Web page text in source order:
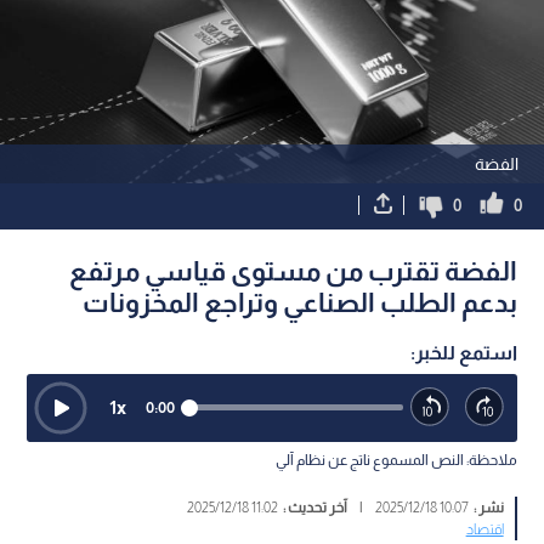
الفضة
0
0
الفضة تقترب من مستوى قياسي مرتفع
بدعم الطلب الصناعي وتراجع المخزونات
استمع للخبر:
0:00
1x
ملاحظة: النص المسموع ناتج عن نظام آلي
نشر :10:07 2025/12/18
| آخر تحديث :11:02 2025/12/18
اقتصاد